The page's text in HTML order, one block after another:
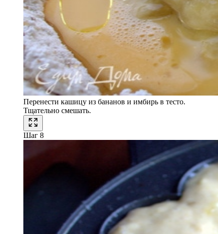
Перенести кашицу из бананов и имбирь в тесто.
Тщательно смешать.
Шаг 8